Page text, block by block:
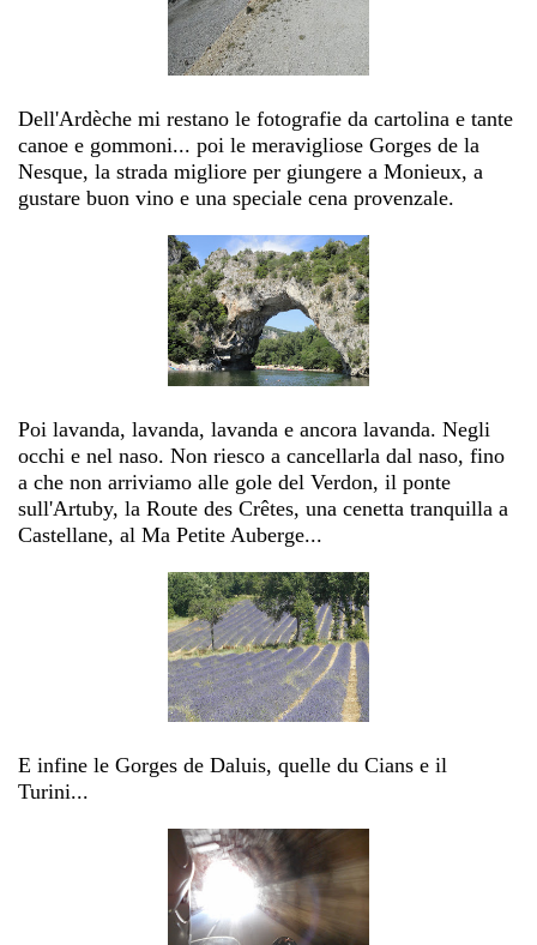
Dell'Ardèche mi restano le fotografie da cartolina e tante
canoe e gommoni... poi le meravigliose Gorges de la
Nesque, la strada migliore per giungere a Monieux, a
gustare buon vino e una speciale cena provenzale.
Poi lavanda, lavanda, lavanda e ancora lavanda. Negli
occhi e nel naso. Non riesco a cancellarla dal naso, fino
a che non arriviamo alle gole del Verdon, il ponte
sull'Artuby, la Route des Crêtes, una cenetta tranquilla a
Castellane, al Ma Petite Auberge...
E infine le Gorges de Daluis, quelle du Cians e il
Turini...